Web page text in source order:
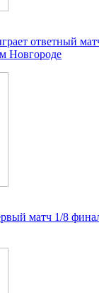
ответный
Новгороде
матч 1/8